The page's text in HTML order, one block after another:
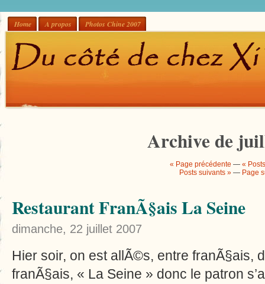
Home A propos Photos Chine 2007
Archive de
« Page précédente — «
Posts suivants » — Page
Restaurant FranÃ§ais La Seine
dimanche, 22 juillet 2007
Hier soir, on est allÃ©s, entre franÃ§ais,
franÃ§ais, « La Seine » donc le patron